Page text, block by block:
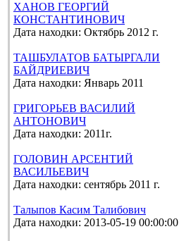
ХАНОВ ГЕОРГИЙ
КОНСТАНТИНОВИЧ
Дата находки: Октябрь 2012 г.
ТАШБУЛАТОВ БАТЫРГАЛИ
БАЙДРИЕВИЧ
Дата находки: Январь 2011
ГРИГОРЬЕВ ВАСИЛИЙ
АНТОНОВИЧ
Дата находки: 2011г.
ГОЛОВИН АРСЕНТИЙ
ВАСИЛЬЕВИЧ
Дата находки: сентябрь 2011 г.
Талыпов Касим Талибович
Дата находки: 2013-05-19 00:00:00